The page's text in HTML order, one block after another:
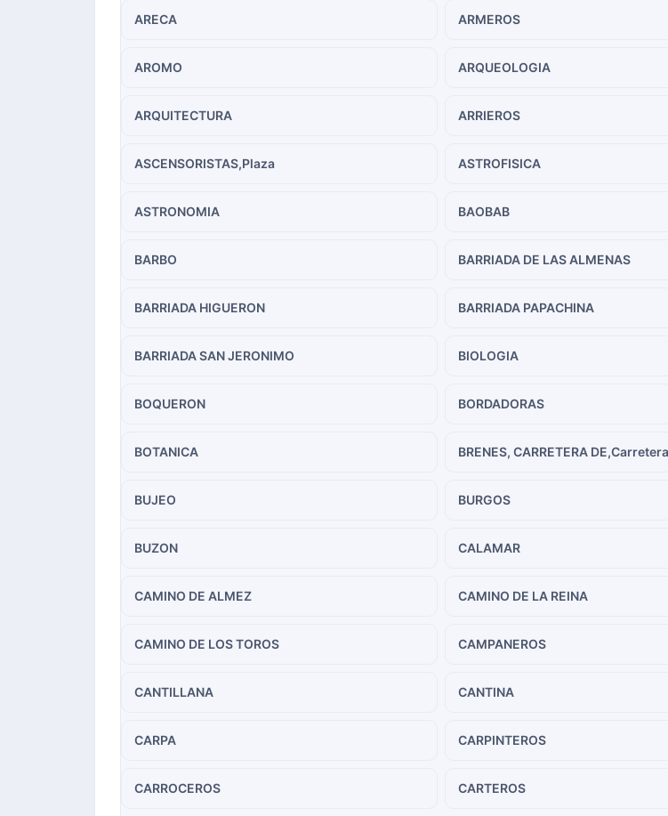
ARECA ARMEROS
AROMO ARQUEOLOGIA
ARQUITECTURA ARRIEROS
ASCENSORISTAS,Plaza ASTROFISICA
ASTRONOMIA BAOBAB
BARBO BARRIADA DE LAS ALMENAS
BARRIADA HIGUERON BARRIADA PAPACHINA
BARRIADA SAN JERONIMO BIOLOGIA
BOQUERON BORDADORAS
BOTANICA BRENES, CARRETERA DE,Carretera
BUJEO BURGOS
BUZON CALAMAR
CAMINO DE ALMEZ CAMINO DE LA REINA
CAMINO DE LOS TOROS CAMPANEROS
CANTILLANA CANTINA
CARPA CARPINTEROS
CARROCEROS CARTEROS